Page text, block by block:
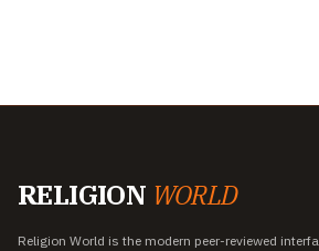
RELIGION WORLD
Religion World is the modern peer-reviewed